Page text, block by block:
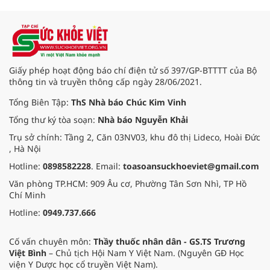
đem đến hơi ấm từ những phương
pháp Nam y thuần Việt, giúp xoa
dịu cơn đau và nâng cao sức khỏe
cho các cựu chiến binh trước sự
thay đổi đột ngột của thời tiết.
Giấy phép hoạt động báo chí điện tử số 397/GP-BTTTT của Bộ
thông tin và truyền thông cấp ngày 28/06/2021.
Tổng Biên Tập: ThS Nhà báo Chúc Kim Vinh
Tổng thư ký tòa soạn: Nhà báo Nguyễn Khải
Trụ sở chính: Tầng 2, Căn 03NV03, khu đô thị Lideco, Hoài Đức
, Hà Nội
Hotline: 0898582228. Email: toasoansuckhoeviet@gmail.com
Văn phòng TP.HCM: 909 Âu cơ, Phường Tân Sơn Nhì, TP Hồ
Chí Minh
Hotline: 0949.737.666
Cố vấn chuyên môn: Thầy thuốc nhân dân - GS.TS Trương
Việt Bình – Chủ tịch Hội Nam Y Việt Nam. (Nguyên GĐ Học
viện Y Dược học cổ truyền Việt Nam).